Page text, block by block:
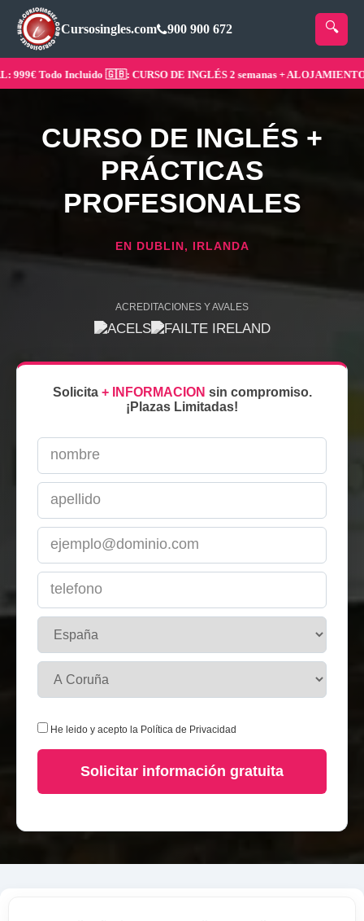
Cursosingles.com 900 900 672
Todo Incluido 🇬🇧: CURSO DE INGLÉS 2 semanas +
CURSO DE INGLÉS +
PRÁCTICAS
PROFESIONALES
EN DUBLIN, IRLANDA
ACREDITACIONES Y AVALES
Solicita + INFORMACION sin compromiso.
¡Plazas Limitadas!
He leido y acepto la Política de Privacidad
Solicitar información gratuita